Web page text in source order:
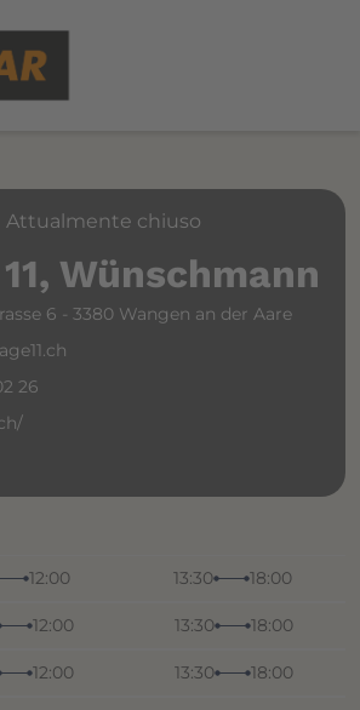
Attualmente chiuso
Wünschmann
6 - 3380 Wangen an der Aare
26
12:00 13:30 18:00
12:00 13:30 18:00
12:00 13:30 18:00